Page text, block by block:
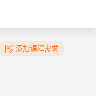
添加课程需求